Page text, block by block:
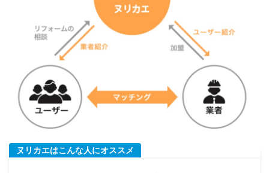
ヌリカエはこんな人にオススメ